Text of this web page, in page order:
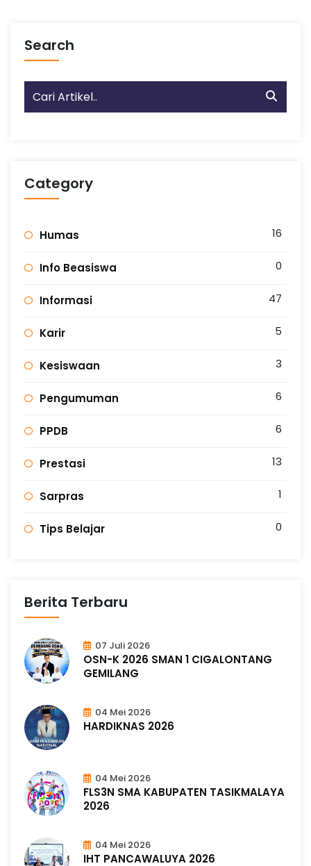
Search
Category
Humas 16
Info Beasiswa 0
Informasi 47
Karir 5
Kesiswaan 3
Pengumuman 6
PPDB 6
Prestasi 13
Sarpras 1
Tips Belajar 0
Berita Terbaru
07 Juli 2026
OSN-K 2026 SMAN 1 CIGALONTANG
GEMILANG
04 Mei 2026
HARDIKNAS 2026
04 Mei 2026
FLS3N SMA KABUPATEN TASIKMALAYA
2026
04 Mei 2026
IHT PANCAWALUYA 2026